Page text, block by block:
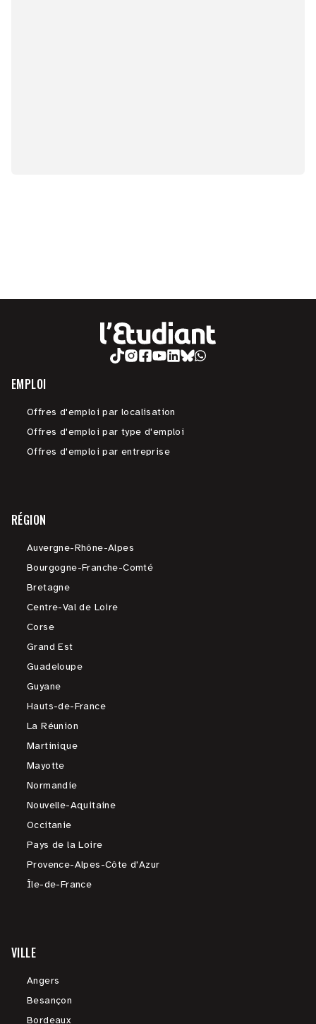
EMPLOI
Offres d'emploi par localisation
Offres d'emploi par type d'emploi
Offres d'emploi par entreprise
RÉGION
Auvergne-Rhône-Alpes
Bourgogne-Franche-Comté
Bretagne
Centre-Val de Loire
Corse
Grand Est
Guadeloupe
Guyane
Hauts-de-France
La Réunion
Martinique
Mayotte
Normandie
Nouvelle-Aquitaine
Occitanie
Pays de la Loire
Provence-Alpes-Côte d'Azur
Île-de-France
VILLE
Angers
Besançon
Bordeaux